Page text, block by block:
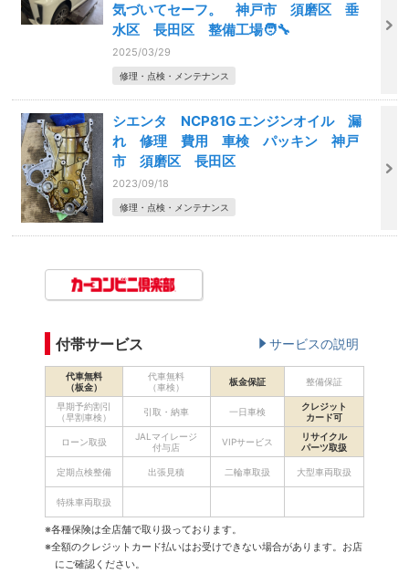
気づいてセーフ。 神戸市 須磨区 垂
水区 長田区 整備工場🧑‍🔧
2025/03/29
修理・点検・メンテナンス
シエンタ NCP81G エンジンオイル 漏
れ 修理 費用 車検 パッキン 神戸
市 須磨区 長田区
2023/09/18
修理・点検・メンテナンス
付帯サービス サービスの説明
代車無料
（板金）
代車無料
（車検）
板金保証 整備保証
早期予約割引
（早割車検）
引取・納車 一日車検
クレジット
カード可
ローン取扱
JALマイレージ
付与店
VIPサービス
リサイクル
パーツ取扱
定期点検整備 出張見積 二輪車取扱 大型車両取扱
特殊車両取扱
※各種保険は全店舗で取り扱っております。
※全額のクレジットカード払いはお受けできない場合があります。お店
にご確認ください。